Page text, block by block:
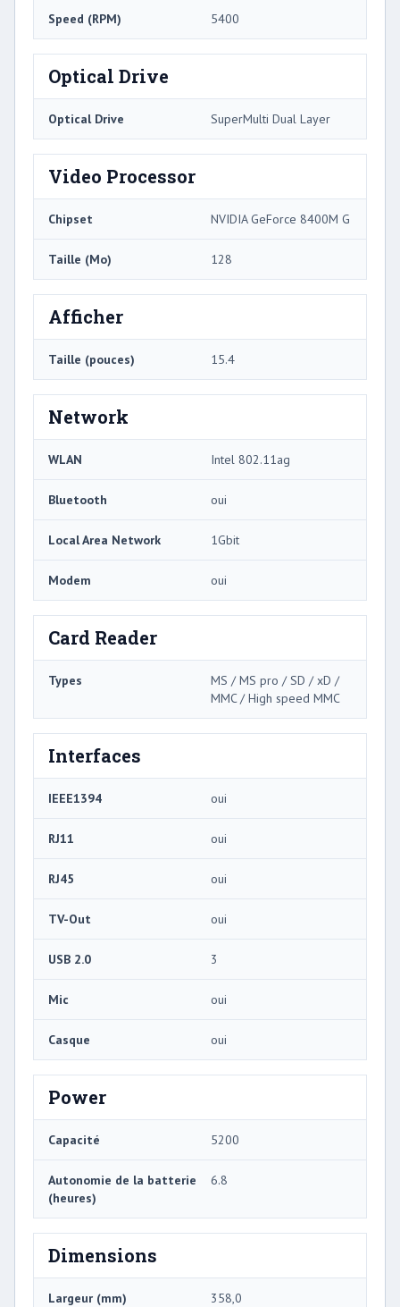
Speed ​​(RPM) 5400
Optical Drive
Optical Drive SuperMulti Dual Layer
Video Processor
Chipset NVIDIA GeForce 8400M G
Taille (Mo) 128
Afficher
Taille (pouces) 15.4
Network
WLAN Intel 802.11ag
Bluetooth oui
Local Area Network 1Gbit
Modem oui
Card Reader
Types
MS / MS pro / SD / xD /
MMC / High speed MMC
Interfaces
IEEE1394 oui
RJ11 oui
RJ45 oui
TV-Out oui
USB 2.0 3
Mic oui
Casque oui
Power
Capacité 5200
Autonomie de la batterie
(heures)
6.8
Dimensions
Largeur (mm) 358,0